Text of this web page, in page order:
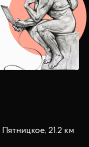
Пятницкое, 21.2 км